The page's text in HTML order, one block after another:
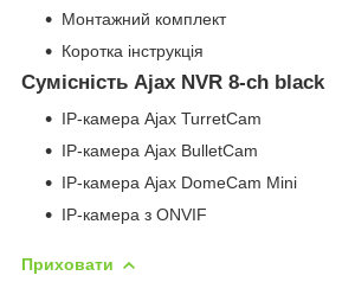
Монтажний комплект
Коротка інструкція
Сумісність Ajax NVR 8-ch black
IP-камера Ajax TurretCam
IP-камера Ajax BulletCam
IP-камера Ajax DomeCam Mini
IP-камера з ONVIF
Приховати